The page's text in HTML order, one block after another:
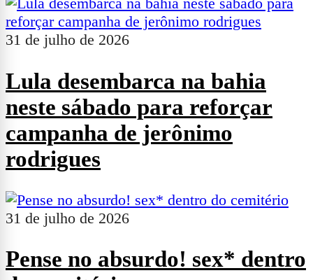
31 de julho de 2026
Lula desembarca na bahia
neste sábado para reforçar
campanha de jerônimo
rodrigues
31 de julho de 2026
Pense no absurdo! sex* dentro